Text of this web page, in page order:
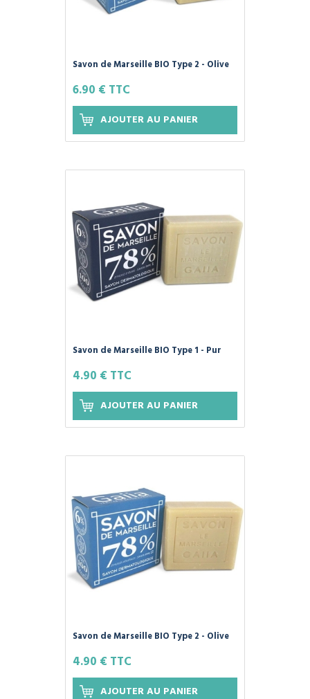
Savon de Marseille BIO Type 2 - Olive
6.90 € TTC
AJOUTER AU PANIER
Savon de Marseille BIO Type 1 - Pur
4.90 € TTC
AJOUTER AU PANIER
Savon de Marseille BIO Type 2 - Olive
4.90 € TTC
AJOUTER AU PANIER